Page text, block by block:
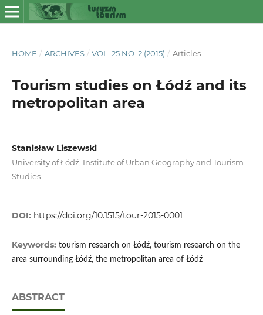
HOME / ARCHIVES / VOL. 25 NO. 2 (2015) / Articles
Tourism studies on Łódź and its
metropolitan area
Stanisław Liszewski
University of Łódź, Institute of Urban Geography and Tourism
Studies
DOI: https://doi.org/10.1515/tour-2015-0001
Keywords: tourism research on Łódź, tourism research on the
area surrounding Łódź, the metropolitan area of Łódź
ABSTRACT